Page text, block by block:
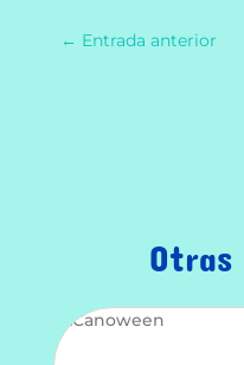
← Entrada anterior